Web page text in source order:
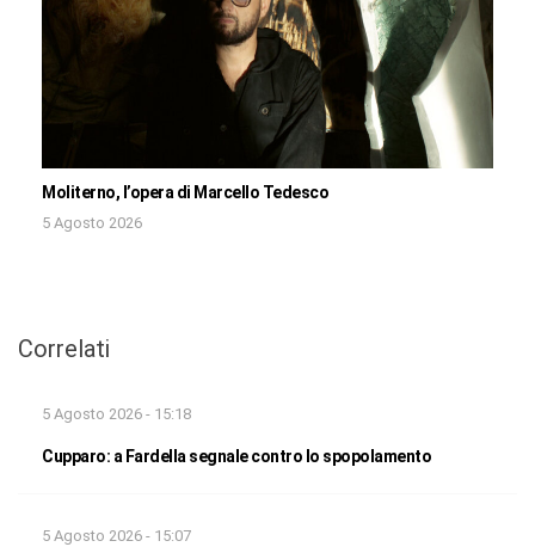
Moliterno, l’opera di Marcello Tedesco
5 Agosto 2026
Correlati
5 Agosto 2026 - 15:18
Cupparo: a Fardella segnale contro lo spopolamento
5 Agosto 2026 - 15:07